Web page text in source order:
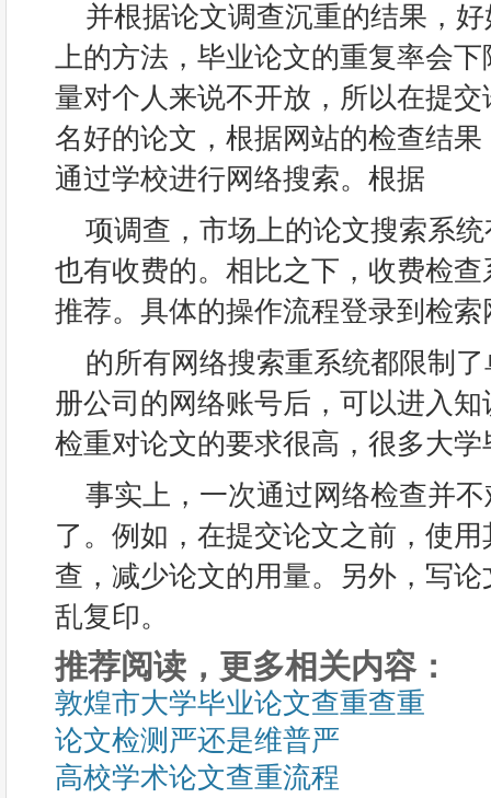
并根据论文调查沉重的结果，
上的方法，毕业论文的重复率会
量对个人来说不开放，所以在提
名好的论文，根据网站的检查结
通过学校进行网络搜索。根据
项调查，市场上的论文搜索系
也有收费的。相比之下，收费检
推荐。具体的操作流程登录到检
的所有网络搜索重系统都限制
册公司的网络账号后，可以进入
检重对论文的要求很高，很多大
事实上，一次通过网络检查并
了。例如，在提交论文之前，使
查，减少论文的用量。另外，写
乱复印。
推荐阅读，更多相关内容：
敦煌市大学毕业论文查重查重
论文检测严还是维普严
高校学术论文查重流程